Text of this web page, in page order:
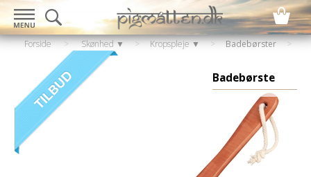
Forside > Skønhed ▼ > Kropspleje ▼ > Badebørster
Badebørste